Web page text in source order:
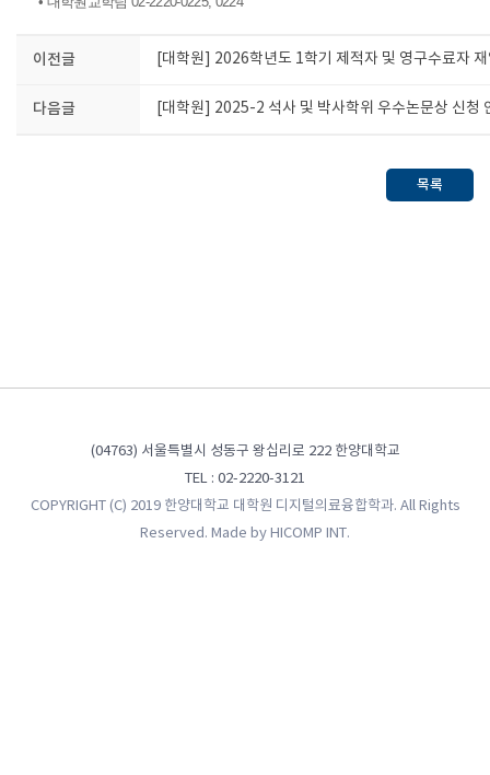
이전글 [대학원] 2026학년도 1학기 제적자 및 영구수료자
다음글 [대학원] 2025-2 석사 및 박사학위 우수논문상 신청
목록
(04763) 서울특별시 성동구 왕십리로 222 한양대학교
TEL : 02-2220-3121
COPYRIGHT (C) 2019 한양대학교 대학원 디지털의료융합학과. All Rights
Reserved. Made by HICOMP INT.